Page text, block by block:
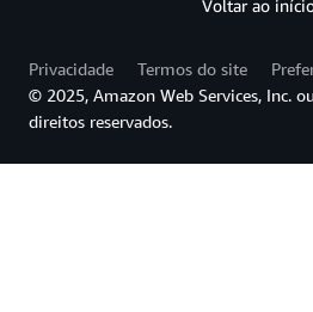
Voltar ao
Privacidade Termos do site
© 2025, Amazon Web Services, Inc.
direitos reservados.